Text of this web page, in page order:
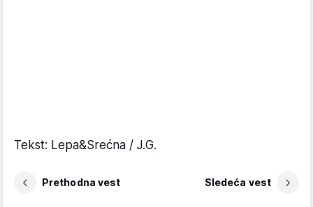
Tekst: Lepa&Srećna / J.G.
Prethodna vest Sledeća vest